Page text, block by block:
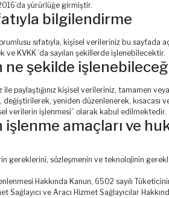
yürürlüğe girmiştir.
bilgilendirme
sıfatıyla, kişisel verileriniz bu
ve KVKK ’da sayılan şekillerde işlenebilecektir.
ne şekilde
ile paylaştığınız kişisel verileriniz, tamamen
yeniden düzenlenerek,
verilerin işlenmesi” olarak kabul edilmektedir.
amaçları ve
gereklerini, sözleşmenin ve teknolojinin
Hakkında Kanun, 6502 sayılı
Sağlayıcı ve Aracı Hizmet Sağlayıcılar